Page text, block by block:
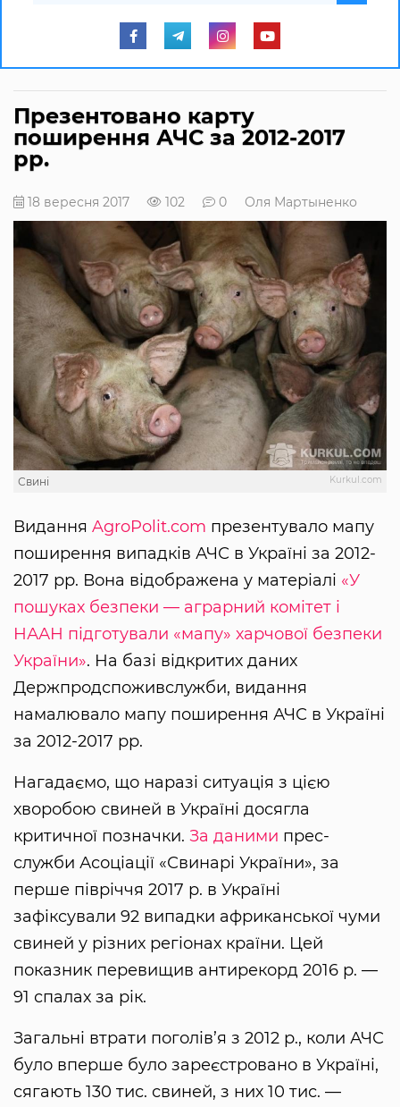
Презентовано карту
поширення АЧС за 2012-2017
рр.
18 вересня 2017 102 0 Оля Мартыненко
Kurkul.com
Свині
Видання AgroPolit.com презентувало мапу
поширення випадків АЧС в Україні за 2012-
2017 рр. Вона відображена у матеріалі «У
пошуках безпеки — аграрний комітет і
НААН підготували «мапу» харчової безпеки
України». На базі відкритих даних
Держпродспоживслужби, видання
намалювало мапу поширення АЧС в Україні
за 2012-2017 рр.
Нагадаємо, що наразі ситуація з цією
хворобою свиней в Україні досягла
критичної позначки. За даними прес-
служби Асоціації «Свинарі України», за
перше півріччя 2017 р. в Україні
зафіксували 92 випадки африканської чуми
свиней у різних регіонах країни. Цей
показник перевищив антирекорд 2016 р. —
91 спалах за рік.
Загальні втрати поголів’я з 2012 р., коли АЧС
було вперше було зареєстровано в Україні,
сягають 130 тис. свиней, з них 10 тис. —